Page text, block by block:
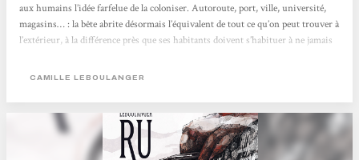
aux humains l’idée farfelue de la coloniser. Autoroute, port, ville, université,
magasins… : la bête abrite désormais l’équivalent de tout ce qu’on peut trouver à
l’extérieur, à la différence près que ses habitants doivent s’habituer à ne jamais
émane de l’intérieur du...
CAMILLE LEBOULANGER